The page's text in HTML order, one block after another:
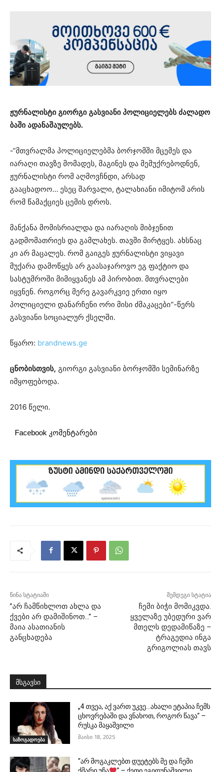
ჟურნალისტი გიორგი გასვიანი პოლიციელებს ძალადო
ბაში ადანაშაულებს.
-“მთვრალმა პოლიციელებმა ბორჯომში მცემეს და
იარაღი თავზე მომადეს, მაგინეს და მემუქრებოდნენ,
ჟურნალისტი რომ აღმოვჩნდი, არსად
გააცხადოო… ესეც შარვალი, ტალახიანი იმიტომ არის
რომ წამაქციეს ცემის დროს.
მანქანა მომისრიალდა და იარაღის მიბჯენით
გადმომათრიეს და გამლახეს. თავში მირტყეს. ახსნაც
კი არ მაცალეს. რომ გაიგეს ჟურნალისტი ვიყავი
მუქარა დამოწყეს არ გაასაჯაროვო ეგ ფაქტიო და
სასტუმროში მიმიყვანეს ამ პირობით. მთვრალები
იყვნენ. როგორც მერე გავარკვიე ერთი იყო
პოლიციელი დანარჩენი ორი მისი ძმაკაცები“-წერს
გასვიანი სოციალურ ქსელში.
წყარო: brandnews.ge
ცნობისთვის, გიორგი გასვიანი ბორჯომში სემინარზე
იმყოფებოდა.
2016 წელი.
Facebook კომენტარები
წინა სტატიაში
”არ ჩამწიხლოთ ახლა და
ქვები არ დამიშინოთ…” –
მაია ასათიანის
განცხადება
შემდეგი სტატია
ჩემი ბიჭი მომიკვდა.
ყველაზე უბედური ვარ
მთელს დედამიწაზე –
ტრაგედია ინგა
გრიგოლიას თავს
მსგავსი
საზოგადოება
„4 თვეა, აქ ვართ უკვე…ახალი ეტაპია ჩემს
ცხოვრებაში და ვნახოთ, როგორ წავა” –
რუსკა მაყაშვილი
მაისი 18, 2025
“არ მოგაკლებთ დუეტებს მე და ჩემი